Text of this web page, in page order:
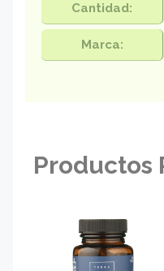
Cantidad:
Marca:
Productos